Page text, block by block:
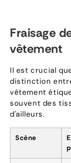
Fraisage
vêtement
Il est crucial
distinction
vêtement
souvent des
d'ailleurs.
Scène